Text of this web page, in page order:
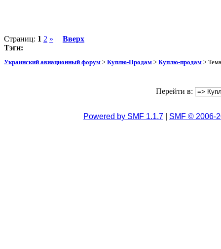
Страниц: 1 2 » | Вверх
Тэги:
Украинский авиационный форум > Куплю-Продам > Куплю-продам >
Перейти в:
Powered by SMF 1.1.7 SMF © 2006-